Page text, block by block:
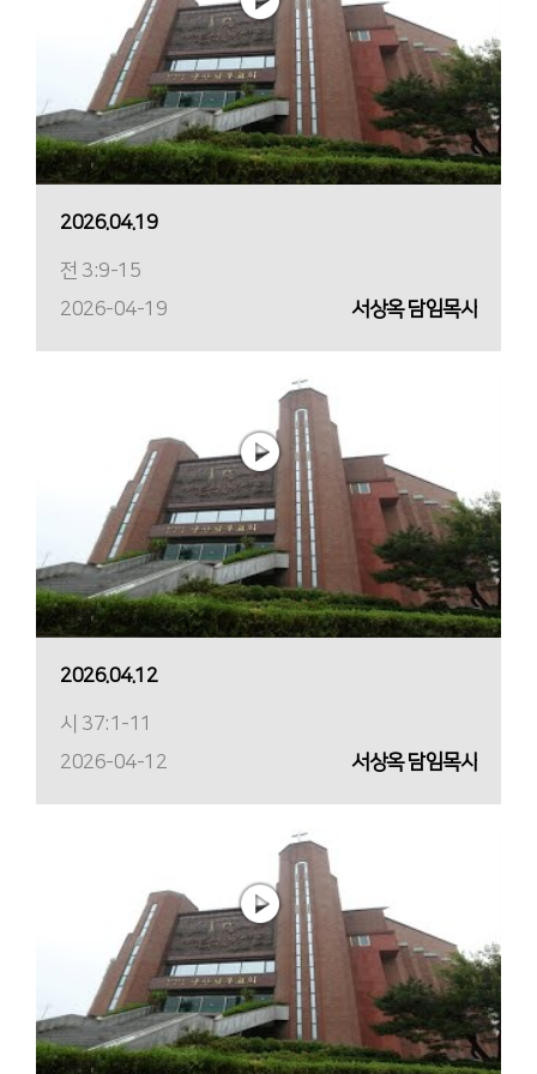
2026.04.19
전 3:9-15
2026-04-19
서상옥 담임목사
2026.04.12
시 37:1-11
2026-04-12
서상옥 담임목사